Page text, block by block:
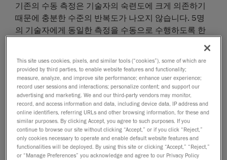
기존의 수동 측정은 기술자의 숙련도에 크게 의존하기
때문에 충분한 수준의 반복도가 나오지 않습니다. 5명
의 기술자에게 동일한 측정을 수동으로 수행하도록 한
다면 실제로는 5개의 서로 다른 결과를 얻게 될 가능성
이 높습니다. 따라서 결과의 신뢰도가 하락하게 됩니다.
피트 게이지를 복잡한 형상의 두께 손상 측정에 사
용하지 못하는 이유는 무엇인가요?
피트 게이지는 바닥이나 실린더와 같이 평평한 표면에
서는 비교적 잘 작동하지만 이는 단일한 접점에만 유효
하기 때문에 복잡한 곡선 형상에서 사용하기에는 적합
하지 않습니다. 단일한 접점이 각 기술자의 주관에 따라
결정되어 측정 결과는 사람에 따라 달라지게 됩니다. 선
This site uses cookies, pixels, and similar tools (“cookies”), some of which are
provided by third parties, to enable website features and functionality;
measure, analyze, and improve site performance; enhance user experience;
record user sessions and interactions; personalize content; and support our
advertising and marketing. We and our third-party vendors may monitor,
record, and access information and data, including device data, IP address and
online identifiers, referring URLs and other browsing information, for these and
similar purposes. By clicking Accept, you agree to such purposes. If you
continue to browse our site without clicking “Accept,” or if you click “Reject,”
only cookies necessary to operate and enable default website features and
functionalities will be deployed. By using this site or clicking “Accept,” “Reject,”
or “Manage Preferences” you acknowledge and agree to our Privacy Policy